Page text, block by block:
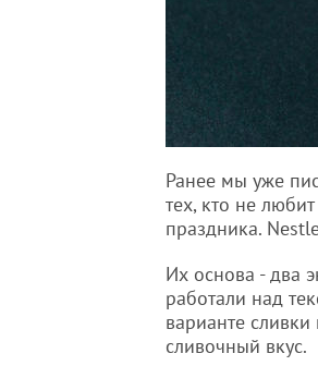
Ранее мы уже
тех, кто не
праздника.
Их основа - два
работали над
варианте
сливочный вкус.